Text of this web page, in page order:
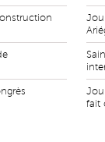
fait